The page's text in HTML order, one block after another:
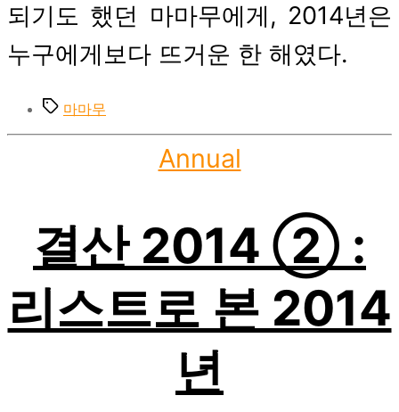
되기도 했던 마마무에게, 2014년은
누구에게보다 뜨거운 한 해였다.
Tags마마무
Categories
Annual
결산 2014 ② :
리스트로 본 2014
년